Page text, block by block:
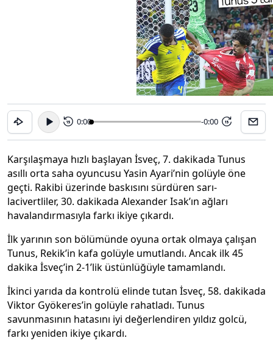
15 0:00 -0:00 15
Karşılaşmaya hızlı başlayan İsveç, 7. dakikada Tunus
asıllı orta saha oyuncusu Yasin Ayari’nin golüyle öne
geçti. Rakibi üzerinde baskısını sürdüren sarı-
lacivertliler, 30. dakikada Alexander Isak’ın ağları
havalandırmasıyla farkı ikiye çıkardı.
İlk yarının son bölümünde oyuna ortak olmaya çalışan
Tunus, Rekik’in kafa golüyle umutlandı. Ancak ilk 45
dakika İsveç’in 2-1’lik üstünlüğüyle tamamlandı.
İkinci yarıda da kontrolü elinde tutan İsveç, 58. dakikada
Viktor Gyökeres’in golüyle rahatladı. Tunus
savunmasının hatasını iyi değerlendiren yıldız golcü,
farkı yeniden ikiye çıkardı.